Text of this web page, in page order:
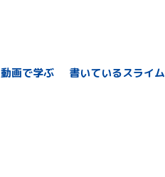
動画で学ぶ 書いているスライム